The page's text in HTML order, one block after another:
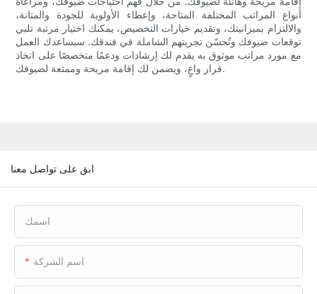
أنواع المراتب المختلفة المتاحة، وإعطاء الأولوية للجودة والمتانة،
والالتزام بميزانيتك، وتقديم خيارات التخصيص، يمكنك اختيار مرتبة تلبي
توقعات ضيوفك وتُحسّن تجربتهم الشاملة في فندقك. سيساعدك العمل
مع مورد مراتب موثوق به يقدم لك إرشادات ودعمًا متخصصًا على اتخاذ
قرار واعٍ، ويضمن لك إقامة مريحة وممتعة لضيوفك.
ابق على تواصل معنا
اسمك
اسم الشركة